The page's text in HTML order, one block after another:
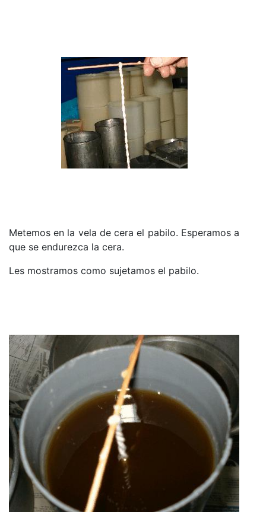
Metemos en la vela de cera el pabilo. Esperamos a
que se endurezca la cera.
Les mostramos como sujetamos el pabilo.